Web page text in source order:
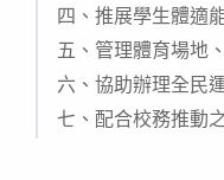
四、推展學生體適
五、管理體育場地
六、協助辦理全民
七、配合校務推動